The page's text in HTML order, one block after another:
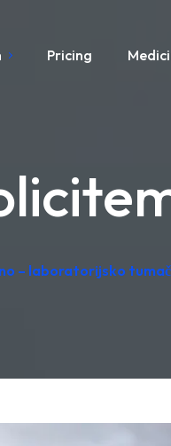
Pricing
– laboratorijsko